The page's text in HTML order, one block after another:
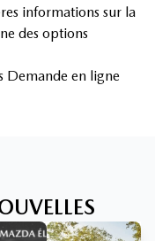
informations sur la
des options
Demande en ligne